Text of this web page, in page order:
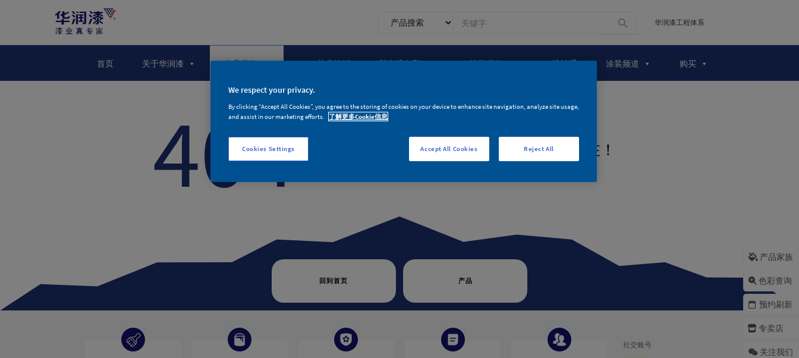
台
搜
华润漆工程体系
首页 关于华润漆 产品家族 Artily艺术涂料 新生活色彩 A+涂装服务 A+设计通 涂装频道 购买
产品家族
色彩查询
预约刷新
专卖店
关注我们
404 对不起，您访问的页面不存在！
回到首页 产品
社交账号
We respect your privacy.
By clicking “Accept All Cookies”, you agree to the storing of cookies on your device to enhance site navigation, analyze site usage,
and assist in our marketing efforts.
了解更多Cookie信息
Cookies Settings Reject All
Accept All Cookies